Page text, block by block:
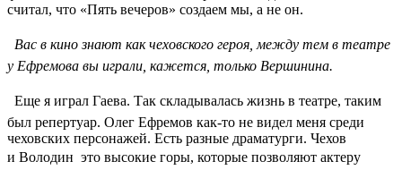
считал, что «Пять вечеров» создаем мы, а не он.
 Вас в кино знают как чеховского героя, между тем в театре
у Ефремова вы играли, кажется, только Вершинина.
 Еще я играл Гаева. Так складывалась жизнь в театре, таким
был репертуар. Олег Ефремов как-то не видел меня среди
чеховских персонажей. Есть разные драматурги. Чехов
и Володин  это высокие горы, которые позволяют актеру